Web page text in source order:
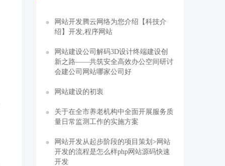
网站开发腾云网络为您介绍【科技介
绍】开发,程序网站
网站建设公司解码3D设计终端建设创
新之路——共筑安全高效办公空间研讨
会建公司网站哪家公司好
网站建设的初衷
关于在全市养老机构中全面开展服务质
量日常监测工作的实施方案
网站开发从起步阶段的项目策划>网站
开发的流程是怎么样php网站源码快速
开发